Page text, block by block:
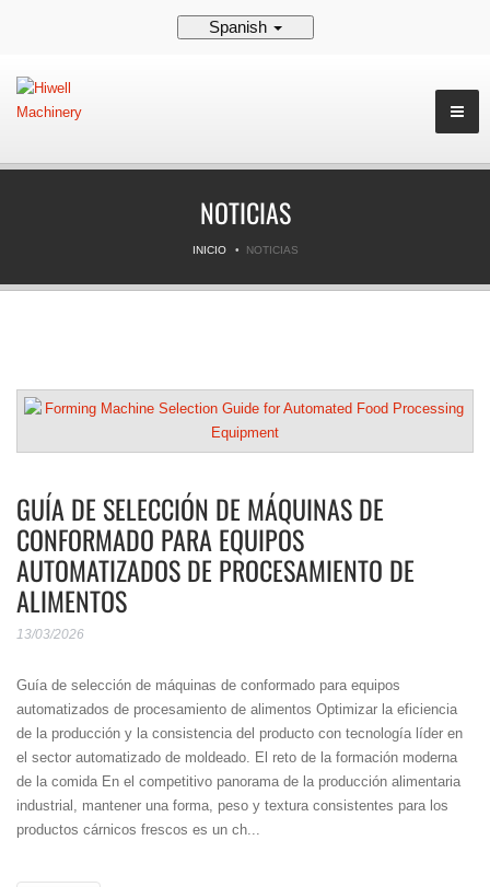
Spanish
NOTICIAS
INICIO NOTICIAS
GUÍA DE SELECCIÓN DE MÁQUINAS DE
CONFORMADO PARA EQUIPOS
AUTOMATIZADOS DE PROCESAMIENTO DE
ALIMENTOS
13/03/2026
Guía de selección de máquinas de conformado para equipos
automatizados de procesamiento de alimentos Optimizar la eficiencia
de la producción y la consistencia del producto con tecnología líder en
el sector automatizado de moldeado. El reto de la formación moderna
de la comida En el competitivo panorama de la producción alimentaria
industrial, mantener una forma, peso y textura consistentes para los
productos cárnicos frescos es un ch...